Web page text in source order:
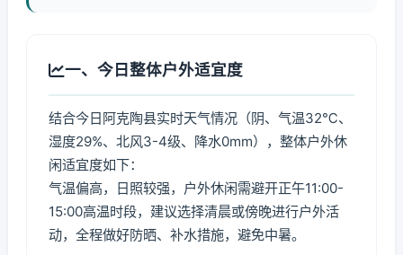
一、今日整体户外适宜度
结合今日阿克陶县实时天气情况（阴、气温32℃、
湿度29%、北风3-4级、降水0mm），整体户外休
闲适宜度如下：
气温偏高，日照较强，户外休闲需避开正午11:00-
15:00高温时段，建议选择清晨或傍晚进行户外活
动，全程做好防晒、补水措施，避免中暑。